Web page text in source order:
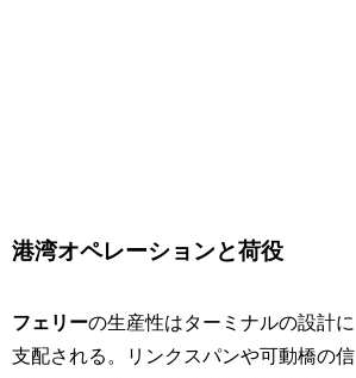
港湾オペレーションと荷役
フェリーの生産性はターミナルの設計に
支配される。リンクスパンや可動橋の信